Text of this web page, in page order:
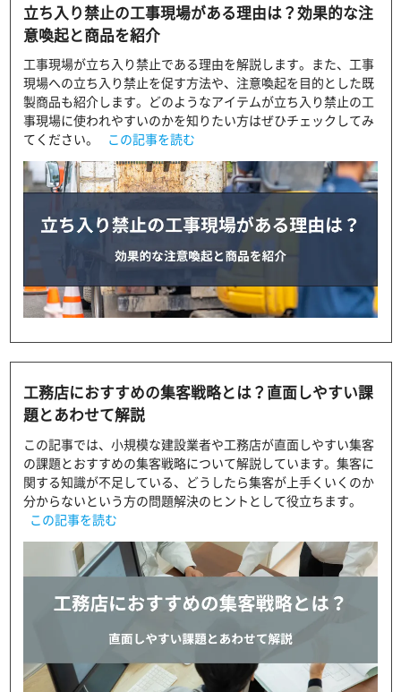
立ち入り禁止の工事現場がある理由は？効果的な注
意喚起と商品を紹介
工事現場が立ち入り禁止である理由を解説します。また、工事
現場への立ち入り禁止を促す方法や、注意喚起を目的とした既
製商品も紹介します。どのようなアイテムが立ち入り禁止の工
事現場に使われやすいのかを知りたい方はぜひチェックしてみ
てください。
この記事を読む
工務店におすすめの集客戦略とは？直面しやすい課
題とあわせて解説
この記事では、小規模な建設業者や工務店が直面しやすい集客
の課題とおすすめの集客戦略について解説しています。集客に
関する知識が不足している、どうしたら集客が上手くいくのか
分からないという方の問題解決のヒントとして役立ちます。
この記事を読む